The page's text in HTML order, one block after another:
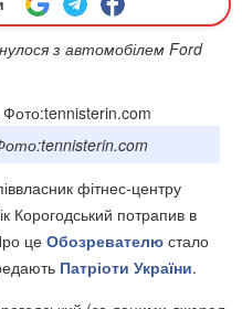
з автомобілем Ford
фітнес-центру
Корогодський потрапив в
це Обозревателю стало
Патріоти України.